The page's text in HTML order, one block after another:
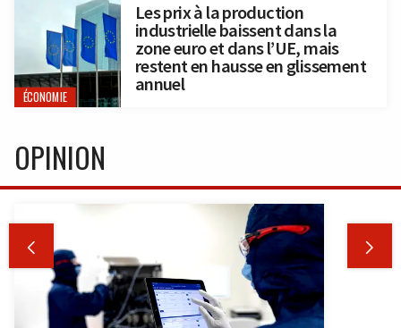
ÉCONOMIE
Les prix à la production
industrielle baissent dans la
zone euro et dans l’UE, mais
restent en hausse en glissement
annuel
OPINION
 